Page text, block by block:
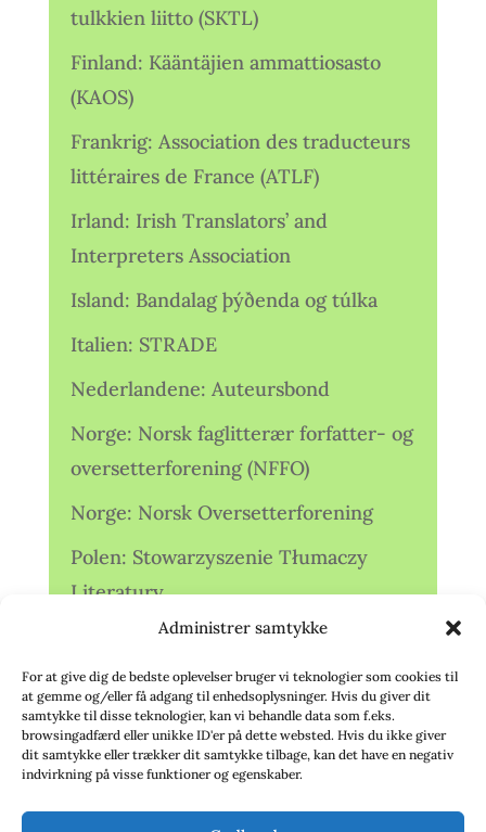
Administrer samtykke
For at give dig de bedste oplevelser bruger vi teknologier som cookies til
at gemme og/eller få adgang til enhedsoplysninger. Hvis du giver dit
samtykke til disse teknologier, kan vi behandle data som f.eks.
browsingadfærd eller unikke ID'er på dette websted. Hvis du ikke giver
dit samtykke eller trækker dit samtykke tilbage, kan det have en negativ
indvirkning på visse funktioner og egenskaber.
tulkkien liitto (SKTL)
Finland: Kääntäjien ammattiosasto
(KAOS)
Frankrig: Association des traducteurs
littéraires de France (ATLF)
Irland: Irish Translators’ and
Interpreters Association
Island: Bandalag þýðenda og túlka
Italien: STRADE
Nederlandene: Auteursbond
Norge: Norsk faglitterær forfatter- og
oversetterforening (NFFO)
Norge: Norsk Oversetterforening
Polen: Stowarzyszenie Tłumaczy
Literatury
Storbritannien: Translators
Association (TA)
Sverige: Översättarsektionen (Ö.)
Sverige: Översättarcentrum (ÖC)